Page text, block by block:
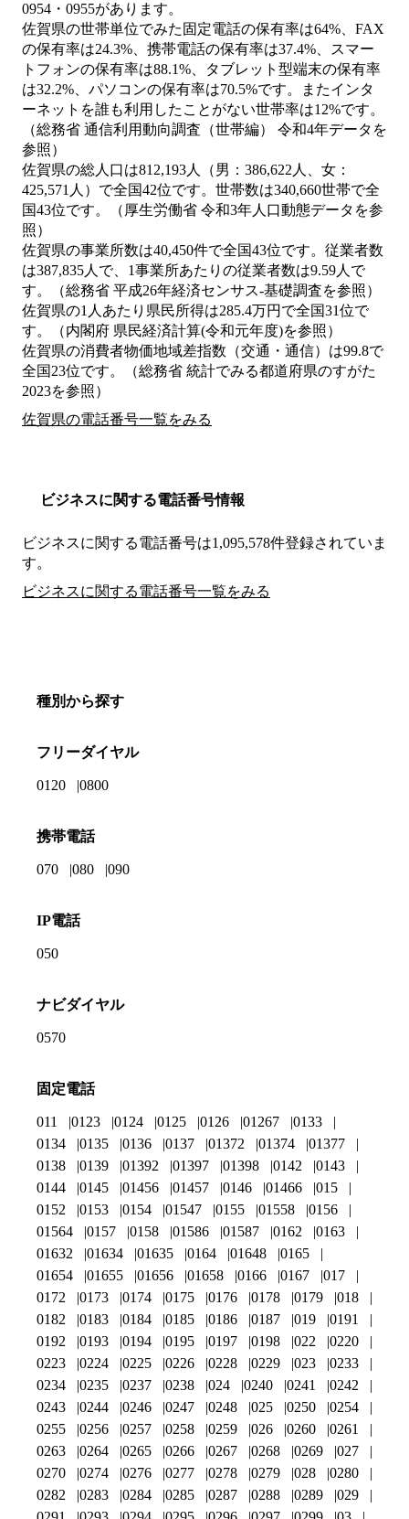
0954・0955があります。
佐賀県の世帯単位でみた固定電話の保有率は64%、FAX
の保有率は24.3%、携帯電話の保有率は37.4%、スマー
トフォンの保有率は88.1%、タブレット型端末の保有率
は32.2%、パソコンの保有率は70.5%です。またインタ
ーネットを誰も利用したことがない世帯率は12%です。
（総務省 通信利用動向調査（世帯編） 令和4年データを
参照）
佐賀県の総人口は812,193人（男：386,622人、女：
425,571人）で全国42位です。世帯数は340,660世帯で全
国43位です。（厚生労働省 令和3年人口動態データを参
照）
佐賀県の事業所数は40,450件で全国43位です。従業者数
は387,835人で、1事業所あたりの従業者数は9.59人で
す。（総務省 平成26年経済センサス‐基礎調査を参照）
佐賀県の1人あたり県民所得は285.4万円で全国31位で
す。（内閣府 県民経済計算(令和元年度)を参照）
佐賀県の消費者物価地域差指数（交通・通信）は99.8で
全国23位です。（総務省 統計でみる都道府県のすがた
2023を参照）
佐賀県の電話番号一覧をみる
ビジネスに関する電話番号情報
ビジネスに関する電話番号は1,095,578件登録されていま
す。
ビジネスに関する電話番号一覧をみる
種別から探す
フリーダイヤル
0120 0800
携帯電話
070 080 090
IP電話
050
ナビダイヤル
0570
固定電話
011 0123 0124 0125 0126 01267
0133
0134
0135 0136 0137 01372 01374
01377
0138
0139 01392 01397 01398 0142
0143
0144
0145 01456 01457 0146 01466
015
0152
0153 0154 01547 0155 01558
0156
01564
0157 0158 01586 01587 0162
0163
01632
01634 01635 0164 01648
0165
01654
01655 01656 01658 0166 0167
017
0172
0173 0174 0175 0176 0178 0179
018
0182
0183 0184 0185 0186 0187 019
0191
0192
0193 0194 0195 0197 0198 022
0220
0223
0224 0225 0226 0228 0229 023
0233
0234
0235 0237 0238 024 0240 0241
0242
0243
0244 0246 0247 0248 025 0250
0254
0255
0256 0257 0258 0259 026 0260
0261
0263
0264 0265 0266 0267 0268 0269
027
0270
0274 0276 0277 0278 0279 028
0280
0282
0283 0284 0285 0287 0288 0289
029